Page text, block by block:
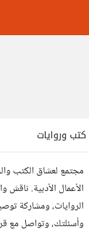
كتب وروايات
مجتمع لعشاق الكتب
الأعمال الأدبية.
الروايات، ومشاركة
وأسئلتك، وتواصل مع